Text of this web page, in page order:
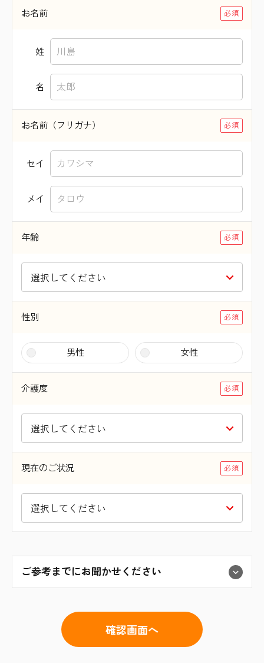
お名前
姓
名
お名前（フリガナ）
セイ
メイ
年齢
性別
男性 女性
介護度
現在のご状況
ご参考までにお聞かせください